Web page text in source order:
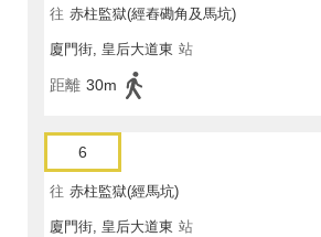
往 赤柱監獄(經舂磡角及馬坑)
廈門街, 皇后大道東 站
距離 30m
6
往 赤柱監獄(經馬坑)
廈門街, 皇后大道東 站